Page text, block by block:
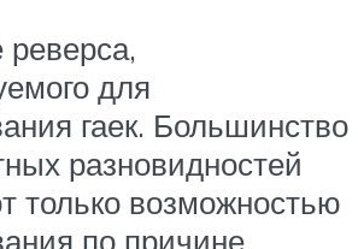
для
гаек. Большинство
разновидностей
только возможностью
по причине